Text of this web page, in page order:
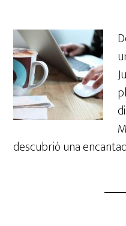
descubrió una